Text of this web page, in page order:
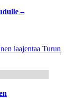
–
laajentaa Turun